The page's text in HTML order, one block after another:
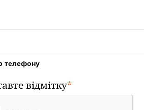
телефону
відмітку*